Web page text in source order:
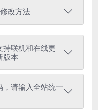
改方法
持联机和在线更
版本
，请输入全站统一